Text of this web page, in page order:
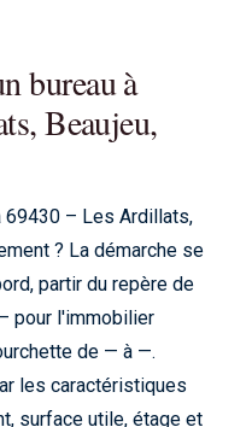
bureau à
Beaujeu,
69430 – Les Ardillats,
? La démarche se
partir du repère de
pour l'immobilier
de — à —.
les caractéristiques
surface utile, étage et